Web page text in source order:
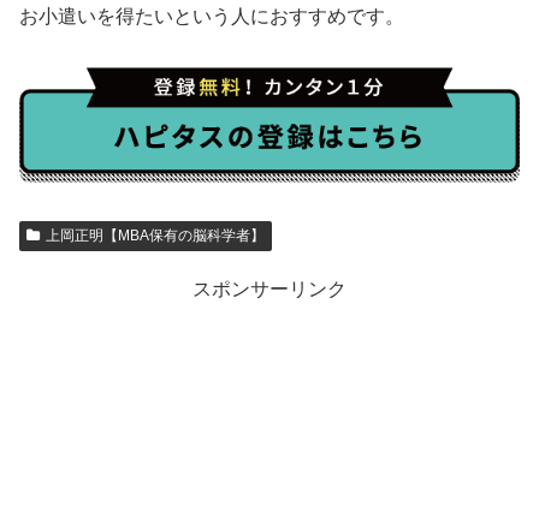
お小遣いを得たいという人におすすめです。
上岡正明【MBA保有の脳科学者】
スポンサーリンク